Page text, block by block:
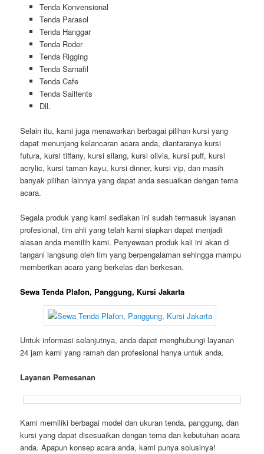
Tenda Konvensional
Tenda Parasol
Tenda Hanggar
Tenda Roder
Tenda Rigging
Tenda Sarnafil
Tenda Cafe
Tenda Sailtents
Dll.
Selain itu, kami juga menawarkan berbagai pilihan kursi yang
dapat menunjang kelancaran acara anda, diantaranya kursi
futura, kursi tiffany, kursi silang, kursi olivia, kursi puff, kursi
acrylic, kursi taman kayu, kursi dinner, kursi vip, dan masih
banyak pilihan lainnya yang dapat anda sesuaikan dengan tema
acara.
Segala produk yang kami sediakan ini sudah termasuk layanan
profesional, tim ahli yang telah kami siapkan dapat menjadi
alasan anda memilih kami. Penyewaan produk kali ini akan di
tangani langsung oleh tim yang berpengalaman sehingga mampu
memberikan acara yang berkelas dan berkesan.
Sewa Tenda Plafon, Panggung, Kursi Jakarta
Untuk informasi selanjutnya, anda dapat menghubungi layanan
24 jam kami yang ramah dan profesional hanya untuk anda.
Layanan Pemesanan
Kami memiliki berbagai model dan ukuran tenda, panggung, dan
kursi yang dapat disesuaikan dengan tema dan kebutuhan acara
anda. Apapun konsep acara anda, kami punya solusinya!